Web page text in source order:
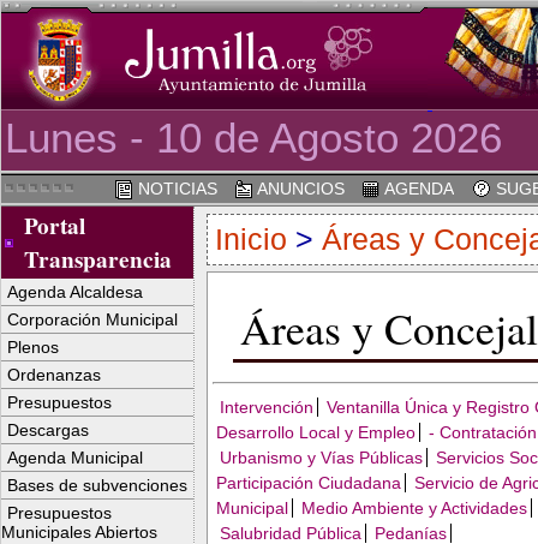
Lunes - 10 de Agosto 2026
NOTICIAS ANUNCIOS AGENDA
Portal
Transparencia
Agenda Alcaldesa
Corporación Municipal
Plenos
Ordenanzas
Presupuestos
Descargas
Agenda Municipal
Bases de subvenciones
Presupuestos
Municipales Abiertos
Inicio > Áreas y
Áreas y
Intervención
Ventanilla Única y Registro
Desarrollo Local y Empleo
-
Urbanismo y Vías Públicas
Servicios
Participación Ciudadana
Servicio de
Municipal
Medio Ambiente y Actividades
Salubridad Pública
Pedanías